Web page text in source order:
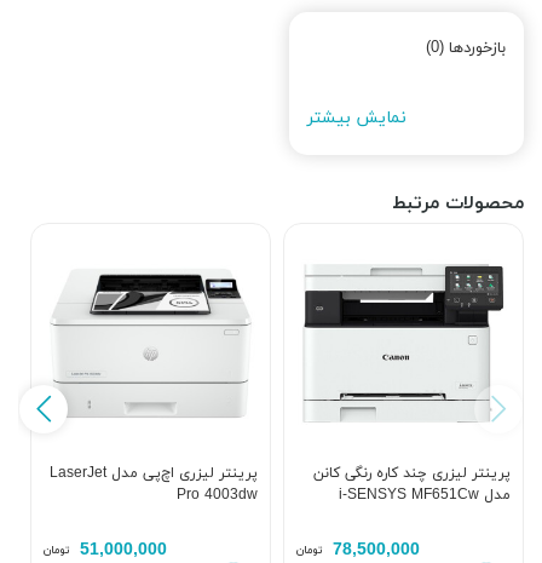
بازخوردها (0)
نمایش بیشتر
محصولات مرتبط
پرینتر لیزری چند کاره رنگی کانن
مدل i-SENSYS MF651Cw
78,500,000 تومان
پرینتر لیزری اچ‌پی مدل LaserJet
Pro 4003dw
51,000,000 تومان